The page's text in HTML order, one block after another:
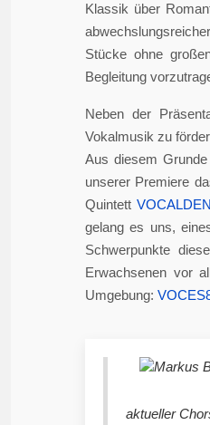
Klassik über
Stücke ohne
Begleitung
Neben der
Vokalmusik zu
Aus diesem
unserer Premiere
Quintett
gelang es uns,
Schwerpunkte
Erwachsenen vor
Umgebung:
aktueller